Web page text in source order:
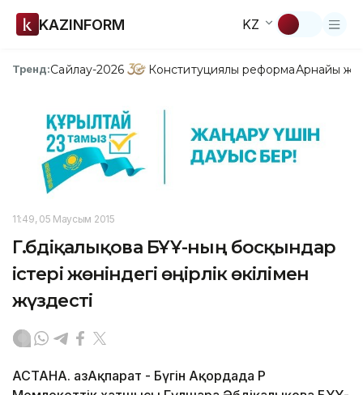
KAZINFORM KZ
Тренд:Сайлау-2026 Конституциялық реформаАрнайы
11:49, 05 Маусым 2015
Г.Әбдіқалықова БҰҰ-ның босқындар
істері жөніндегі өңірлік өкілімен
жүздесті
АСТАНА. ҚазАқпарат - Бүгін Ақордада ҚР